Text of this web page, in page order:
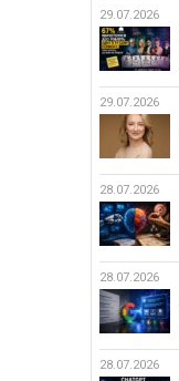
29.07.2026
29.07.2026
28.07.2026
28.07.2026
28.07.2026